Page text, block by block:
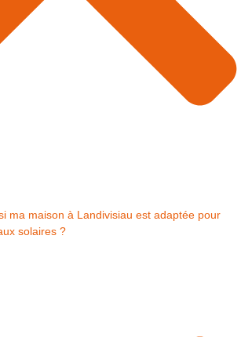
ma maison à Landivisiau est adaptée pour
solaires ?